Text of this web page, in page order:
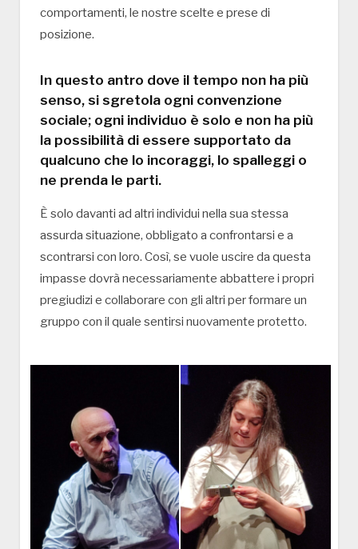
comportamenti, le nostre scelte e prese di
posizione.
In questo antro dove il tempo non ha più
senso, si sgretola ogni convenzione
sociale; ogni individuo è solo e non ha più
la possibilità di essere supportato da
qualcuno che lo incoraggi, lo spalleggi o
ne prenda le parti.
È solo davanti ad altri individui nella sua stessa
assurda situazione, obbligato a confrontarsi e a
scontrarsi con loro. Così, se vuole uscire da questa
impasse dovrà necessariamente abbattere i propri
pregiudizi e collaborare con gli altri per formare un
gruppo con il quale sentirsi nuovamente protetto.